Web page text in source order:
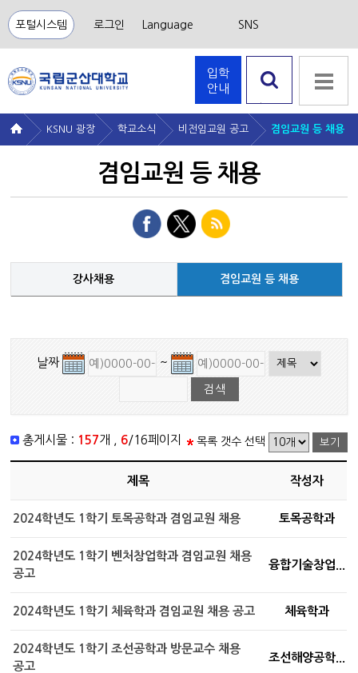
포털시스템 로그인 Language SNS
입학
안내
KSNU 광장 학교소식 비전임교원 공고 겸임교원 등 채용
겸임교원 등 채용
강사채용 겸임교원 등 채용
날짜 ~
총게시물 : 157 개 , 6/16페이지 목록 갯수 선택
제목 작성자
2024학년도 1학기 토목공학과 겸임교원 채용 토목공학과
2024학년도 1학기 벤처창업학과 겸임교원 채용
공고
융합기술창업...
2024학년도 1학기 체육학과 겸임교원 채용 공고 체육학과
2024학년도 1학기 조선공학과 방문교수 채용
공고
조선해양공학...